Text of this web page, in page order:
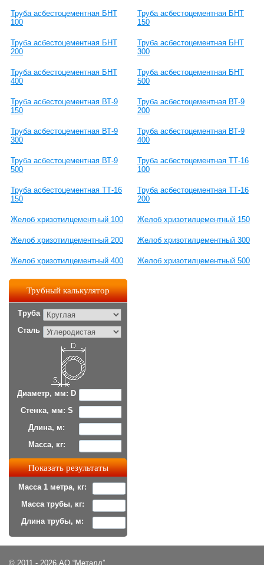
Труба асбестоцементная БНТ
100
Труба асбестоцементная БНТ
150
Труба асбестоцементная БНТ
200
Труба асбестоцементная БНТ
300
Труба асбестоцементная БНТ
400
Труба асбестоцементная БНТ
500
Труба асбестоцементная ВТ-9
150
Труба асбестоцементная ВТ-9
200
Труба асбестоцементная ВТ-9
300
Труба асбестоцементная ВТ-9
400
Труба асбестоцементная ВТ-9
500
Труба асбестоцементная ТТ-16
100
Труба асбестоцементная ТТ-16
150
Труба асбестоцементная ТТ-16
200
Желоб хризотилцементный 100 Желоб хризотилцементный 150
Желоб хризотилцементный 200 Желоб хризотилцементный 300
Желоб хризотилцементный 400 Желоб хризотилцементный 500
Трубный калькулятор
Труба
Сталь
Диаметр, мм: D
Стенка, мм: S
Длина, м:
Масса, кг:
Масса 1 метра, кг:
Масса трубы, кг:
Длина трубы, м:
© 2011 - 2026 АО “Металл”